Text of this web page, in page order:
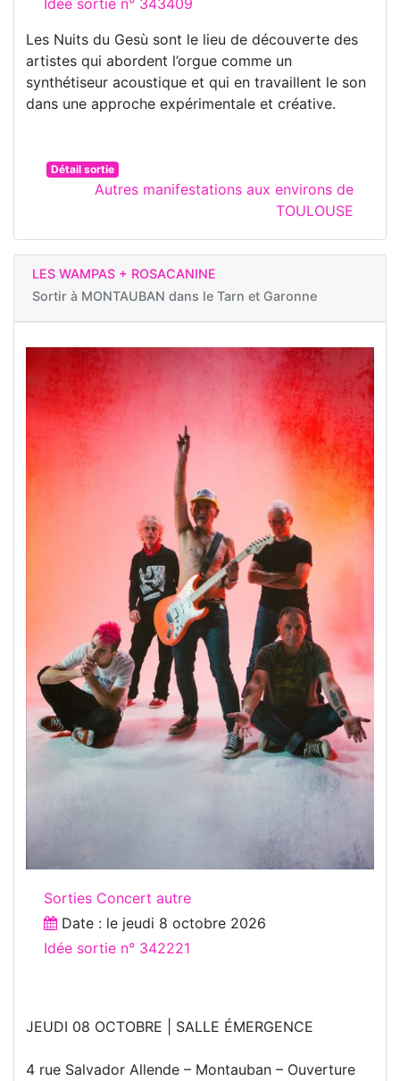
Idée sortie n° 343409
Les Nuits du Gesù sont le lieu de découverte des
artistes qui abordent l’orgue comme un
synthétiseur acoustique et qui en travaillent le son
dans une approche expérimentale et créative.
Détail sortie
Autres manifestations aux environs de
TOULOUSE
LES WAMPAS + ROSACANINE
Sortir à MONTAUBAN dans le Tarn et Garonne
Sorties Concert autre
Date : le jeudi 8 octobre 2026
Idée sortie n° 342221
JEUDI 08 OCTOBRE | SALLE ÉMERGENCE
4 rue Salvador Allende – Montauban – Ouverture